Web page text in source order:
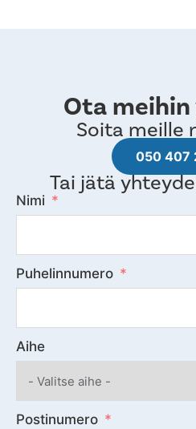
Ota
Soita meille
050 407
Tai jätä
Nimi
Puhelinnumero
Aihe
Postinumero